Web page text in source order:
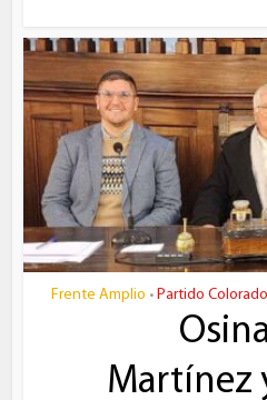
Frente Amplio • Partido Colorado
Martínez